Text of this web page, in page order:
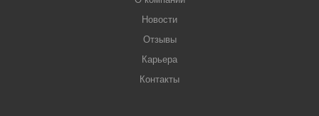
Новости
Отзывы
Карьера
Контакты